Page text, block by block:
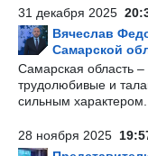
31 декабря 2025
Вячеслав
Самарской
Самарская область –
трудолюбивые и
сильным характером.
28 ноября 2025